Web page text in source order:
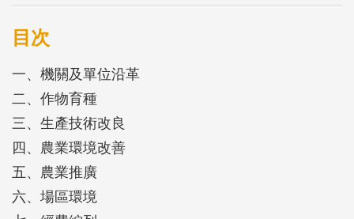
發展變遷彙集成「遷場20週年專刊」，以記錄本場發
展歷史、傳承優良榮譽與成就。
目次
一、機關及單位沿革
二、作物育種
三、生產技術改良
四、農業環境改善
五、農業推廣
六、場區環境